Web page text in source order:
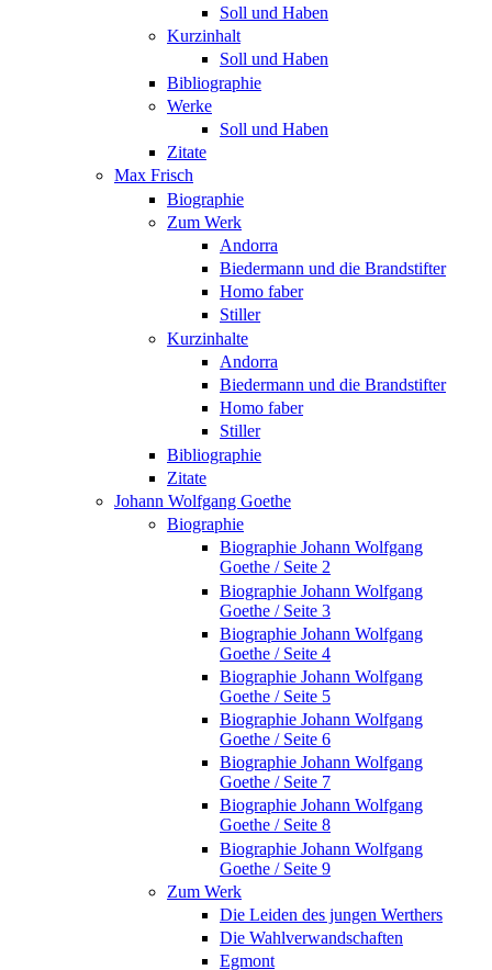
Soll und Haben
Kurzinhalt
Soll und Haben
Bibliographie
Werke
Soll und Haben
Zitate
Max Frisch
Biographie
Zum Werk
Andorra
Biedermann und die Brandstifter
Homo faber
Stiller
Kurzinhalte
Andorra
Biedermann und die Brandstifter
Homo faber
Stiller
Bibliographie
Zitate
Johann Wolfgang Goethe
Biographie
Biographie Johann Wolfgang
Goethe / Seite 2
Biographie Johann Wolfgang
Goethe / Seite 3
Biographie Johann Wolfgang
Goethe / Seite 4
Biographie Johann Wolfgang
Goethe / Seite 5
Biographie Johann Wolfgang
Goethe / Seite 6
Biographie Johann Wolfgang
Goethe / Seite 7
Biographie Johann Wolfgang
Goethe / Seite 8
Biographie Johann Wolfgang
Goethe / Seite 9
Zum Werk
Die Leiden des jungen Werthers
Die Wahlverwandschaften
Egmont